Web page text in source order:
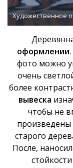
Художественное
оформлении
фото можно
очень
более
вывеска
чтобы не
произведены
старого
После,